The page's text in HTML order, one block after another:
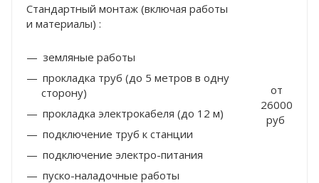
Стандартный монтаж (включая работы
и материалы) :
земляные работы
прокладка труб (до 5 метров в одну
сторону)
прокладка электрокабеля (до 12 м)
подключение труб к станции
подключение электро-питания
пуско-наладочные работы
от
26000
руб